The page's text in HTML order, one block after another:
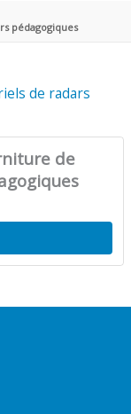
pédagogiques
de radars
de